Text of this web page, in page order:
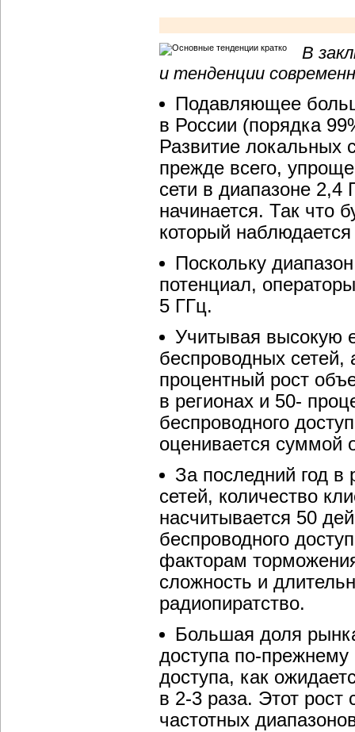
В
и тенденции
Подавляющее
в России (порядка
Развитие локальных
прежде всего,
сети в диапазоне 2,4
начинается. Так что
который
Поскольку
потенциал,
5 ГГц.
Учитывая высокую
беспроводных сетей,
процентный рост
в регионах и 50-
беспроводного
оценивается суммой
За последний год в
сетей, количество
насчитывается 50
беспроводного
факторам
сложность и
радиопиратство.
Большая доля
доступа по-
доступа, как
в 2-3 раза. Этот рост
частотных